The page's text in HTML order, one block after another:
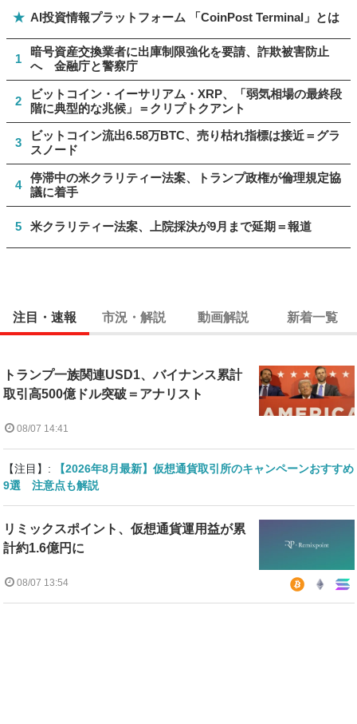
★ AI投資情報プラットフォーム 「CoinPost Terminal」とは
1
暗号資産交換業者に出庫制限強化を要請、詐欺被害防止
へ 金融庁と警察庁
2
ビットコイン・イーサリアム・XRP、「弱気相場の最終段
階に典型的な兆候」＝クリプトクアント
3
ビットコイン流出6.58万BTC、売り枯れ指標は接近＝グラ
スノード
4
停滞中の米クラリティー法案、トランプ政権が倫理規定協
議に着手
5 米クラリティー法案、上院採決が9月まで延期＝報道
注目・速報 市況・解説 動画解説 新着一覧
トランプ一族関連USD1、バイナンス累計
取引高500億ドル突破＝アナリスト
08/07 14:41
【注目】:
【2026年8月最新】仮想通貨取引所のキャンペーンおすすめ
9選 注意点も解説
リミックスポイント、仮想通貨運用益が累
計約1.6億円に
08/07 13:54